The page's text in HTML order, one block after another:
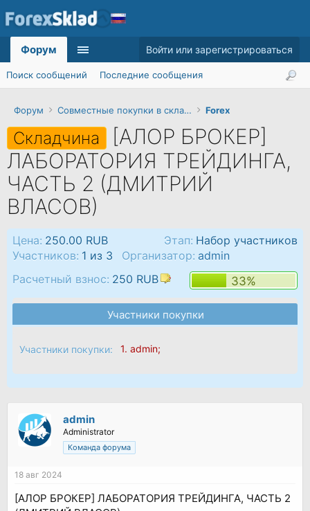
Форум Совместные покупки в складчинуForex
Складчина [АЛОР БРОКЕР]
ЛАБОРАТОРИЯ ТРЕЙДИНГА,
ЧАСТЬ 2 (ДМИТРИЙ
ВЛАСОВ)
Этап: Набор участников
Цена: 250.00 RUB
Участников: 1 из 3 Организатор: admin
33%
Расчетный взнос: 250 RUB
Участники покупки
Участники покупки: 1. admin;
admin
Administrator
Команда форума
18 авг 2024
[АЛОР БРОКЕР] ЛАБОРАТОРИЯ ТРЕЙДИНГА, ЧАСТЬ 2
Форум
Поиск сообщений Последние сообщения
Войти или зарегистрироваться